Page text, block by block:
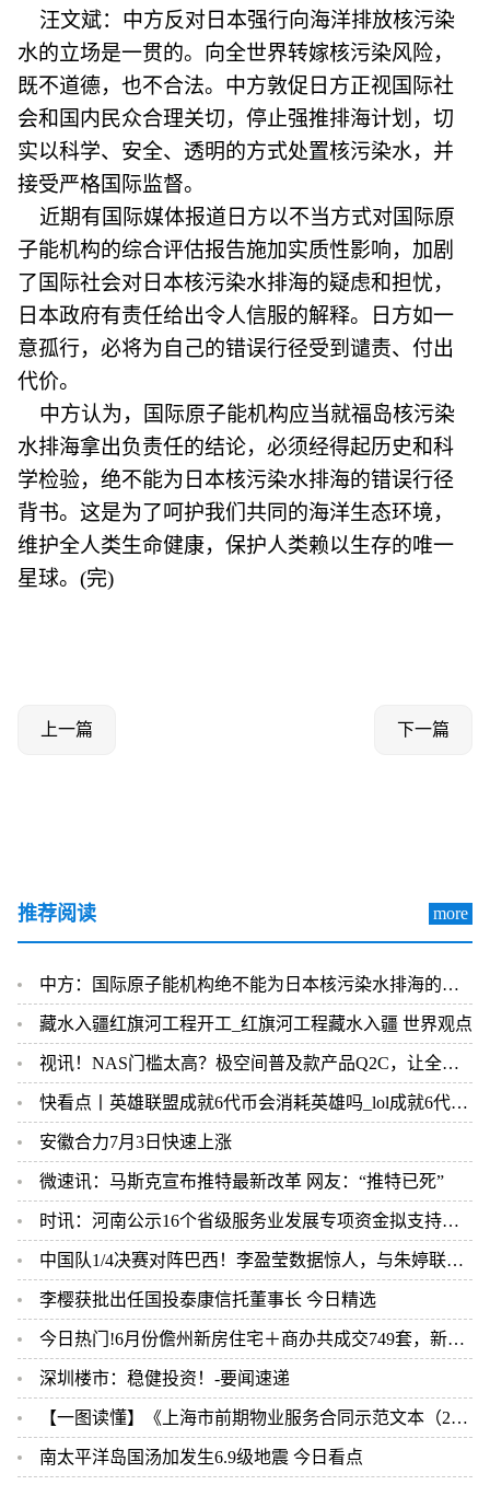
汪文斌：中方反对日本强行向海洋排放核污染
水的立场是一贯的。向全世界转嫁核污染风险，
既不道德，也不合法。中方敦促日方正视国际社
会和国内民众合理关切，停止强推排海计划，切
实以科学、安全、透明的方式处置核污染水，并
接受严格国际监督。
近期有国际媒体报道日方以不当方式对国际原
子能机构的综合评估报告施加实质性影响，加剧
了国际社会对日本核污染水排海的疑虑和担忧，
日本政府有责任给出令人信服的解释。日方如一
意孤行，必将为自己的错误行径受到谴责、付出
代价。
中方认为，国际原子能机构应当就福岛核污染
水排海拿出负责任的结论，必须经得起历史和科
学检验，绝不能为日本核污染水排海的错误行径
背书。这是为了呵护我们共同的海洋生态环境，
维护全人类生命健康，保护人类赖以生存的唯一
星球。(完)
上一篇 下一篇
推荐阅读 more
中方：国际原子能机构绝不能为日本核污染水排海的错误行径背书 全球新消息
藏水入疆红旗河工程开工_红旗河工程藏水入疆 世界观点
视讯！NAS门槛太高？极空间普及款产品Q2C，让全家人都可以实现数据存储自由
快看点丨英雄联盟成就6代币会消耗英雄吗_lol成就6代币怎么用
安徽合力7月3日快速上涨
微速讯：马斯克宣布推特最新改革 网友：“推特已死”
时讯：河南公示16个省级服务业发展专项资金拟支持项目｜名单
中国队1/4决赛对阵巴西！李盈莹数据惊人，与朱婷联手或天下无敌 热讯
李樱获批出任国投泰康信托董事长 今日精选
今日热门!6月份儋州新房住宅＋商办共成交749套，新湾沁园、保利中心领跑！
深圳楼市：稳健投资！-要闻速递
【一图读懂】《上海市前期物业服务合同示范文本（2023版酬金制）》等四个示范文本修订说明|全球速看料
南太平洋岛国汤加发生6.9级地震 今日看点